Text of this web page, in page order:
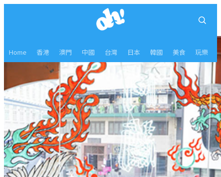
Home 香港 澳門 中國 台灣 日本 韓國 美食 玩樂